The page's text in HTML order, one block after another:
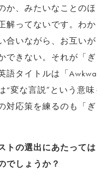
か、みたいなことの
解ってないです。わ
合いながら、お互い
できない。それが「
語タイトルは「
“変な言説”という意味
対応策を練るのも「
トの選出にあたって
でしょうか？